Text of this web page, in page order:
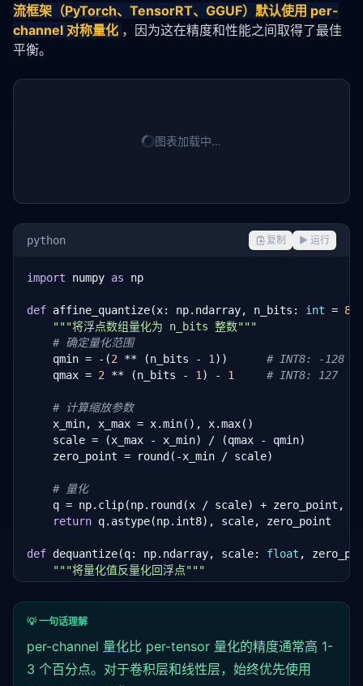
流框架（PyTorch、TensorRT、GGUF）默认使用 per-
channel 对称量化 ，因为这在精度和性能之间取得了最佳
平衡。
图表加载中…
python 复制 ▶ 运行
import numpy as np
def affine_quantize(x: np.ndarray, n_bits: int = 8
"""将浮点数组量化为 n_bits 整数"""
# 确定量化范围
    qmin = -(
2 ** (n_bits - 1 )) # INT8: -128
    qmax =
2 ** (n_bits - 1 ) - 1 # INT8: 127
# 计算缩放参数
    x_min, x_max = x.min(), x.max()
    scale = (x_max - x_min) / (qmax - qmin)
    zero_point = round(-x_min / scale)
# 量化
q = np.clip(np.round(x / scale) + zero_point,
return q.astype(np.int8), scale, zero_point
def dequantize(q: np.ndarray, scale: float ,
"""将量化值反量化回浮点"""
return (q.astype(np.float32) - zero_point) *
# 示例：量化一个权重张量
q_weights, scale, zp = affine_quantize(weights,
recovered = dequantize(q_weights, scale, zp)
💡 一句话理解
per-channel 量化比 per-tensor 量化的精度通常高 1-
3 个百分点。对于卷积层和线性层，始终优先使用